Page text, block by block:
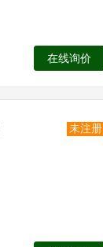
在线询价
未注册